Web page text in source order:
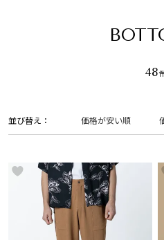
並び替え 価格が安い順
48